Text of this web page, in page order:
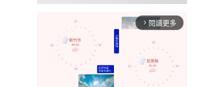
arrow_forward_ios 閱讀更多